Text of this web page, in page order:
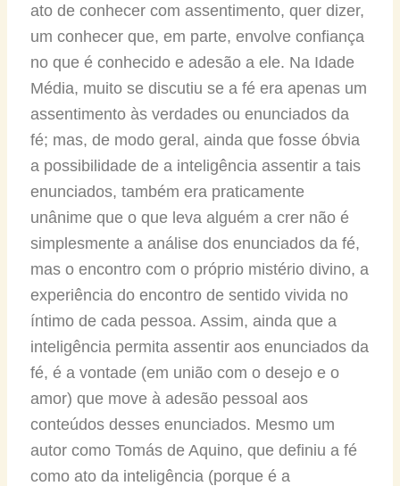
ato de conhecer com assentimento, quer dizer,
um conhecer que, em parte, envolve confiança
no que é conhecido e adesão a ele. Na Idade
Média, muito se discutiu se a fé era apenas um
assentimento às verdades ou enunciados da
fé; mas, de modo geral, ainda que fosse óbvia
a possibilidade de a inteligência assentir a tais
enunciados, também era praticamente
unânime que o que leva alguém a crer não é
simplesmente a análise dos enunciados da fé,
mas o encontro com o próprio mistério divino, a
experiência do encontro de sentido vivida no
íntimo de cada pessoa. Assim, ainda que a
inteligência permita assentir aos enunciados da
fé, é a vontade (em união com o desejo e o
amor) que move à adesão pessoal aos
conteúdos desses enunciados. Mesmo um
autor como Tomás de Aquino, que definiu a fé
como ato da inteligência (porque é a